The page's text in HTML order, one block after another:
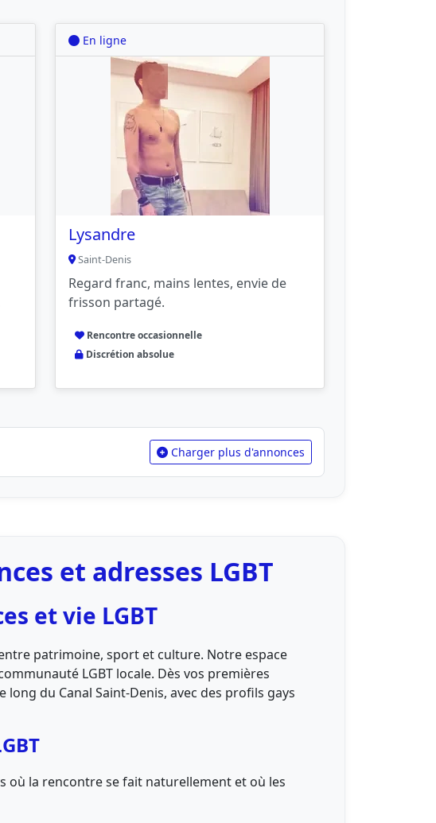
En ligne
Lysandre
Saint-Denis
Regard franc, mains lentes, envie de
frisson partagé.
Rencontre occasionnelle
Discrétion absolue
Charger plus d'annonces
et adresses LGBT
et vie LGBT
patrimoine, sport et culture. Notre espace
LGBT locale. Dès vos premières
du Canal Saint-Denis, avec des profils gays
où la rencontre se fait naturellement et où les